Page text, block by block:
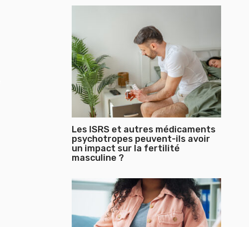
Les ISRS et autres médicaments
psychotropes peuvent-ils avoir
un impact sur la fertilité
masculine ?